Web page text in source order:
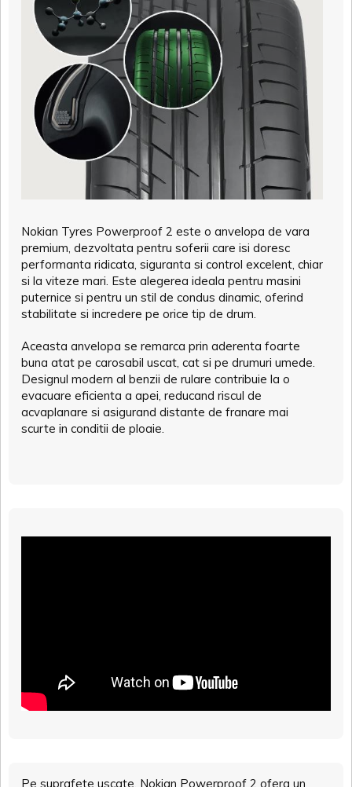
Nokian Tyres Powerproof 2 este o anvelopa de vara
premium, dezvoltata pentru soferii care isi doresc
performanta ridicata, siguranta si control excelent, chiar
si la viteze mari. Este alegerea ideala pentru masini
puternice si pentru un stil de condus dinamic, oferind
stabilitate si incredere pe orice tip de drum.
Aceasta anvelopa se remarca prin aderenta foarte
buna atat pe carosabil uscat, cat si pe drumuri umede.
Designul modern al benzii de rulare contribuie la o
evacuare eficienta a apei, reducand riscul de
acvaplanare si asigurand distante de franare mai
scurte in conditii de ploaie.
Pe suprafete uscate, Nokian Powerproof 2 ofera un